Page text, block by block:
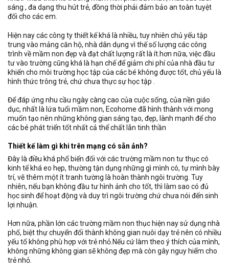
sáng , đa dạng thu hút trẻ, đồng thời phải đảm bảo an toàn tuyệt
đối cho các em.
Hiện nay các công ty thiết kế khá là nhiều, tuy nhiên chủ yếu tập
trung vào mảng căn hộ, nhà dân dụng vì thế số lượng các công
trình về mầm non đẹp và đạt chất lượng rất là ít.hơn nữa, việc đầu
tư vào trường cũng khá là hạn chế để giảm chi phí của nhà đầu tư
khiến cho môi trường học tập của các bé không được tốt, chủ yếu là
hình thức trông trẻ, chứ chưa thực sự học tập .
Để đáp ứng nhu cầu ngày càng cao của cuộc sống, của nền giáo
dục, nhất là lứa tuổi mầm non, Ecohome đã hình thành với mong
muốn tạo nên những không gian sáng tạo, đẹp, lành mạnh để cho
các bé phát triển tốt nhất cả thể chất lẫn tinh thần
Thiết kế làm gì khi trên mạng có sẵn ảnh?
Đây là điều khá phổ biến đối với các trường mầm non tư thục có
kinh tế khá eo hẹp, thường tận dụng những gì mình có, tự mình bày
trí, vẽ thêm một ít tranh tường là hoàn thành ngôi trường. Tuy
nhiên, nếu bạn không đầu tư hình ảnh cho tốt, thì làm sao có đủ
học sinh để hoạt động và duy trì ngôi trường chứ chưa nói đến sinh
lợi nhuận.
Hơn nữa, phần lớn các trường mầm non thục hiện nay sử dụng nhà
phố, biệt thự chuyển đổi thành không gian nuôi dạy trẻ nên có nhiều
yếu tố không phù hợp với trẻ nhỏ.Nếu cứ làm theo ý thích của mình,
không những không gian sẽ không đẹp mà còn gây nguy hiểm cho
trẻ nhỏ.